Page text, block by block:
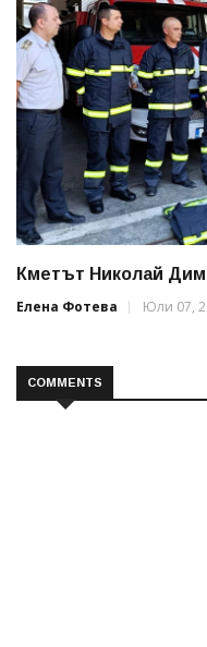
Кметът Николай
Елена Фотева
Юли 07,
COMMENTS